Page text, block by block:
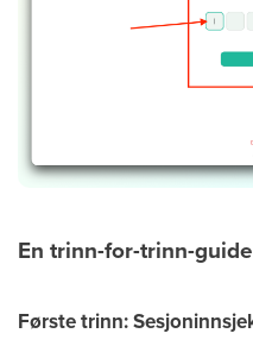
En trinn-for-trinn-
Første trinn: